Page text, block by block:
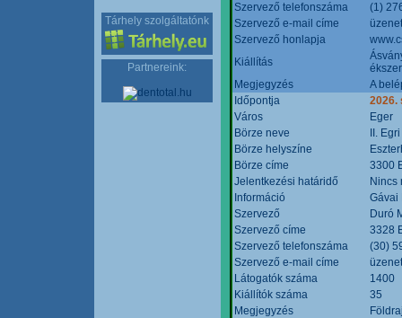
Tárhely szolgáltatónk
Partnereink:
Szervező telefonszáma
(1)
Szervező e-mail címe
Szervező honlapja
Kiállítás
Megjegyzés
A
Időpontja
2026.
Város
Eger
Börze neve
II.
Börze helyszíne
Börze címe
3300
Jelentkezési határidő
Nincs
Információ
Gávai
Szervező
Duró
Szervező címe
3328
Szervező telefonszáma
(30)
Szervező e-mail címe
Látogatók száma
1400
Kiállítók száma
35
Megjegyzés